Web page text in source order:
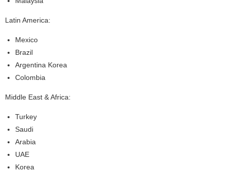
Latin America:
Mexico
Brazil
Argentina Korea
Colombia
Middle East & Africa:
Turkey
Saudi
Arabia
UAE
Korea